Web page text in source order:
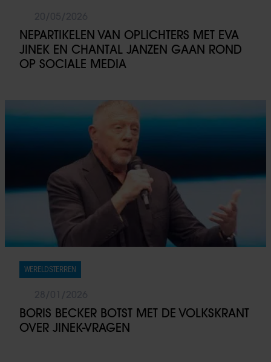
NEPARTIKELEN VAN OPLICHTERS MET EVA
JINEK EN CHANTAL JANZEN GAAN ROND
OP SOCIALE MEDIA
WERELDSTERREN
BORIS BECKER BOTST MET DE VOLKSKRANT
OVER JINEK-VRAGEN